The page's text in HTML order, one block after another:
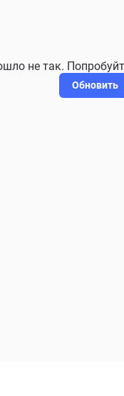
не так.
Обновить